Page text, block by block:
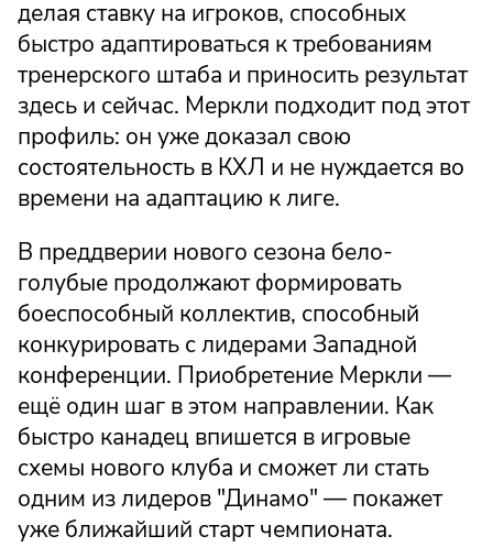
делая ставку на игроков, способных
быстро адаптироваться к требованиям
тренерского штаба и приносить результат
здесь и сейчас. Меркли подходит под этот
профиль: он уже доказал свою
состоятельность в КХЛ и не нуждается во
времени на адаптацию к лиге.
В преддверии нового сезона бело-
голубые продолжают формировать
боеспособный коллектив, способный
конкурировать с лидерами Западной
конференции. Приобретение Меркли —
ещё один шаг в этом направлении. Как
быстро канадец впишется в игровые
схемы нового клуба и сможет ли стать
одним из лидеров "Динамо" — покажет
уже ближайший старт чемпионата.